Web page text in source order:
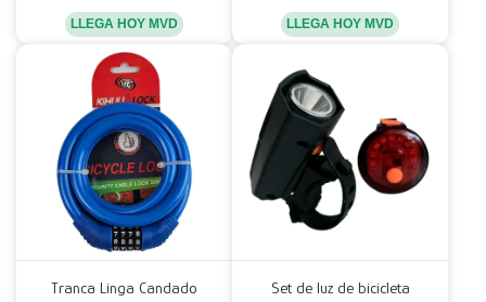
LLEGA HOY MVD LLEGA HOY MVD
Tranca Linga Candado
Set de luz de bicicleta